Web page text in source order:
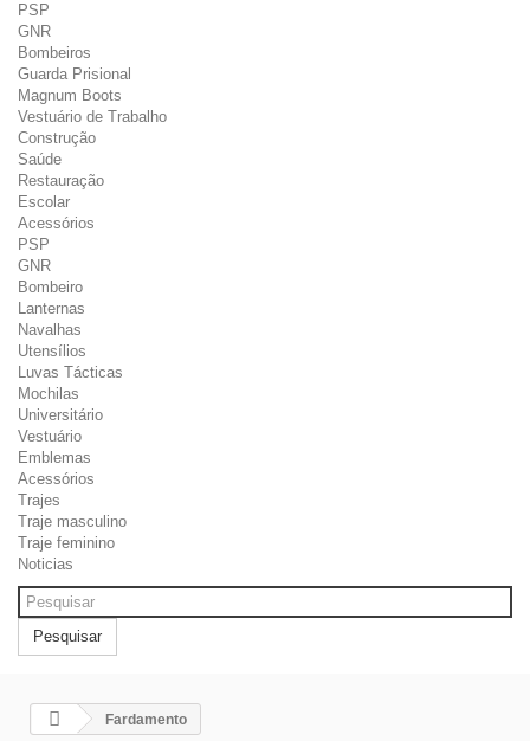
PSP
GNR
Bombeiros
Guarda Prisional
Magnum Boots
Vestuário de Trabalho
Construção
Saúde
Restauração
Escolar
Acessórios
PSP
GNR
Bombeiro
Lanternas
Navalhas
Utensílios
Luvas Tácticas
Mochilas
Universitário
Vestuário
Emblemas
Acessórios
Trajes
Traje masculino
Traje feminino
Noticias
Pesquisar
Fardamento